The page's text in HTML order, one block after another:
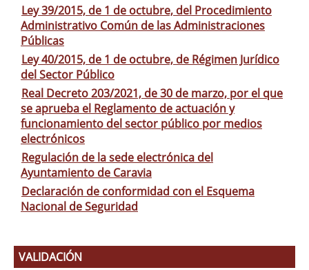
Ley 39/2015, de 1 de octubre, del Procedimiento
Administrativo Común de las Administraciones
Públicas
Ley 40/2015, de 1 de octubre, de Régimen Jurídico
del Sector Público
Real Decreto 203/2021, de 30 de marzo, por el que
se aprueba el Reglamento de actuación y
funcionamiento del sector público por medios
electrónicos
Regulación de la sede electrónica del
Ayuntamiento de Caravia
Declaración de conformidad con el Esquema
Nacional de Seguridad
VALIDACIÓN